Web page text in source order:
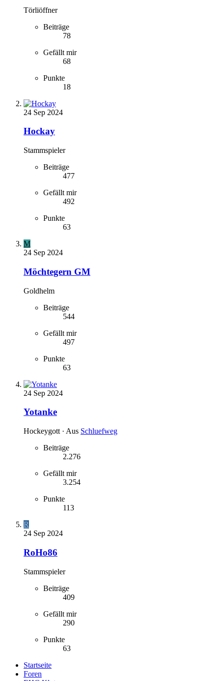
Törliöffner
Beiträge
78
Gefällt mir
68
Punkte
18
24 Sep 2024
Hockay
Stammspieler
Beiträge
477
Gefällt mir
492
Punkte
63
M
24 Sep 2024
Möchtegern GM
Goldhelm
Beiträge
544
Gefällt mir
497
Punkte
63
24 Sep 2024
Yotanke
Hockeygott · Aus Schluefweg
Beiträge
2.276
Gefällt mir
3.254
Punkte
113
R
24 Sep 2024
RoHo86
Stammspieler
Beiträge
409
Gefällt mir
290
Punkte
63
Startseite
Foren